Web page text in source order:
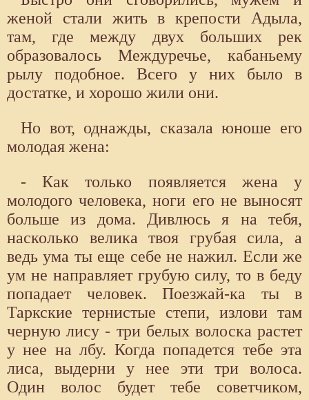
женой стали жить в крепости Адыла,
там, где между двух больших рек
образовалось Междуречье, кабаньему
рылу подобное. Всего у них было в
достатке, и хорошо жили они.
Но вот, однажды, сказала юноше его
молодая жена:
- Как только появляется жена у
молодого человека, ноги его не выносят
больше из дома. Дивлюсь я на тебя,
насколько велика твоя грубая сила, а
ведь ума ты еще себе не нажил. Если же
ум не направляет грубую силу, то в беду
попадает человек. Поезжай-ка ты в
Таркские тернистые степи, излови там
черную лису - три белых волоска растет
у нее на лбу. Когда попадется тебе эта
лиса, выдерни у нее эти три волоса.
Один волос будет тебе советчиком,